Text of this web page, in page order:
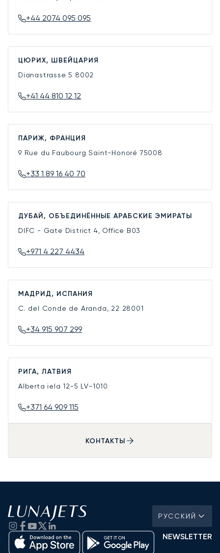
+44 2074 095 095
ЦЮРИХ, ШВЕЙЦАРИЯ
Dianastrasse 5 8002
+41 44 810 12 12
ПАРИЖ, ФРАНЦИЯ
9 Rue du Faubourg Saint-Honoré 75008
+33 1 89 16 40 70
ДУБАЙ, ОБЪЕДИНЁННЫЕ АРАБСКИЕ ЭМИРАТЫ
DIFC - Gate District 4, Office B03
+971 4 227 4434
МАДРИД, ИСПАНИЯ
C. del Conde de Aranda, 22 28001
+34 915 907 299
РИГА, ЛАТВИЯ
Alberta iela 12-5 LV-1010
+371 64 909 115
КОНТАКТЫ
РУССКИЙ
NEWSLETTER